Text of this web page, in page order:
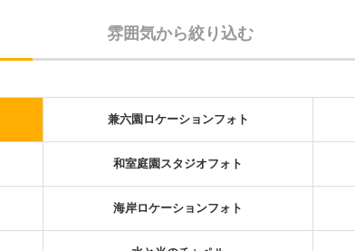
雰囲気から絞り込む
兼六園ロケーションフォト
和室庭園スタジオフォト
海岸ロケーションフォト